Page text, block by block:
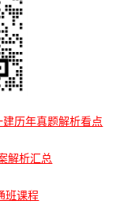
建历年真题解析看点
解析汇总
班课程